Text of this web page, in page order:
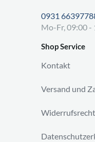
0931
Mo-Fr, 09:00 -
Shop Service
Kontakt
Versand und
Widerrufsrecht